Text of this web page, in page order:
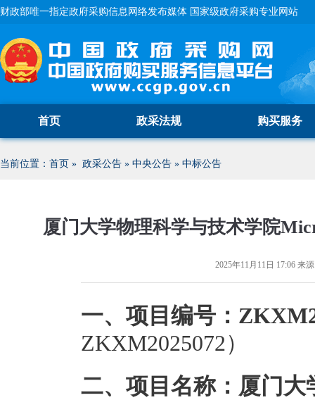
财政部唯一指定政府采购信息网络发布媒体 国家级政府采购专业网站
首页 政采法规 购买服务
当前位置： 首页 » 政采公告 » 中央公告 » 中标公告
厦门大学物理科学与技术学院
2025年11月11日 17:06 来
一、项目编号：
ZKXM2025072）
二、项目名称：厦门